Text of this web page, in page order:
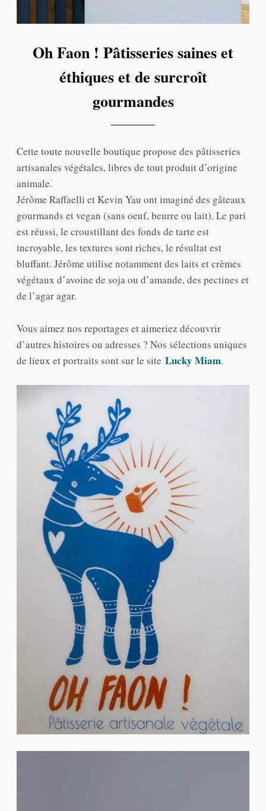
Oh Faon ! Pâtisseries saines et
éthiques et de surcroît
gourmandes
Cette toute nouvelle boutique propose des pâtisseries
artisanales végétales, libres de tout produit d’origine
animale.
Jérôme Raffaelli et Kevin Yau ont imaginé des gâteaux
gourmands et vegan (sans oeuf, beurre ou lait). Le pari
est réussi, le croustillant des fonds de tarte est
incroyable, les textures sont riches, le résultat est
bluffant. Jérôme utilise notamment des laits et crèmes
végétaux d’avoine de soja ou d’amande, des pectines et
de l’agar agar.
Vous aimez nos reportages et aimeriez découvrir
d’autres histoires ou adresses ? Nos sélections uniques
de lieux et portraits sont sur le site Lucky Miam.